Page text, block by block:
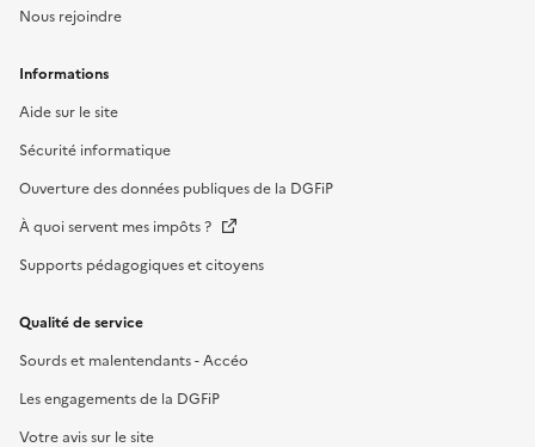
Nous rejoindre
Informations
Aide sur le site
Sécurité informatique
Ouverture des données publiques de la DGFiP
À quoi servent mes impôts ?
Supports pédagogiques et citoyens
Qualité de service
Sourds et malentendants - Accéo
Les engagements de la DGFiP
Votre avis sur le site